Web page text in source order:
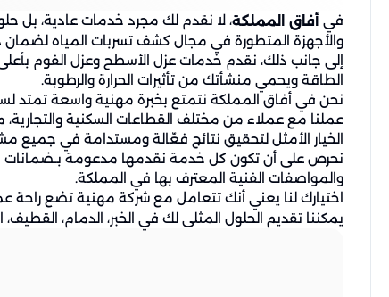
في أفاق المملكة، لا نقدم لك مجرد خدمات عادية، بل
والأجهزة المتطورة في مجال كشف تسربات المياه
إلى جانب ذلك، نقدم خدمات عزل الأسطح وعزل الفوم
الطاقة ويحمي منشأتك من تأثيرات الحرارة والرطوبة.
نحن في أفاق المملكة نتمتع بخبرة مهنية واسعة تمتد
عملنا مع عملاء من مختلف القطاعات السكنية والتجارية،
الخيار الأمثل لتحقيق نتائج فعّالة ومستدامة في جميع
نحرص على أن تكون كل خدمة نقدمها مدعومة بـضمانات
والمواصفات الفنية المعترف بها في المملكة.
اختيارك لنا يعني أنك تتعامل مع شركة مهنية تضع راحة
يمكننا تقديم الحلول المثلى لك في الخبر، الدمام، القطيف،